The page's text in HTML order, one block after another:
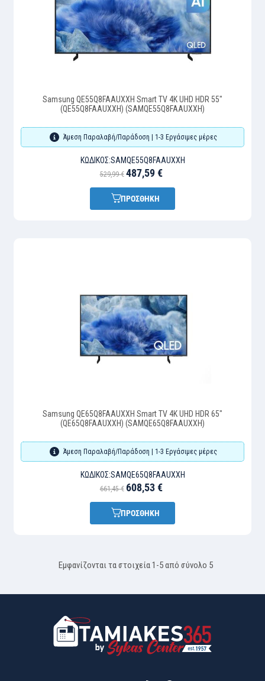
Samsung QE55Q8FAAUXXH Smart TV 4K UHD HDR 55"
(QE55Q8FAAUXXH) (SAMQE55Q8FAAUXXH)
Άμεση Παραλαβή/Παράδοση | 1-3 Εργάσιμες μέρες
ΚΩΔΙΚΌΣ:SAMQE55Q8FAAUXXH
529,99 € 487,59 €
ΠΡΟΣΘΗΚΗ
Samsung QE65Q8FAAUXXH Smart TV 4K UHD HDR 65"
(QE65Q8FAAUXXH) (SAMQE65Q8FAAUXXH)
Άμεση Παραλαβή/Παράδοση | 1-3 Εργάσιμες μέρες
ΚΩΔΙΚΌΣ:SAMQE65Q8FAAUXXH
661,45 € 608,53 €
ΠΡΟΣΘΗΚΗ
Εμφανίζονται τα στοιχεία 1-5 από σύνολο 5